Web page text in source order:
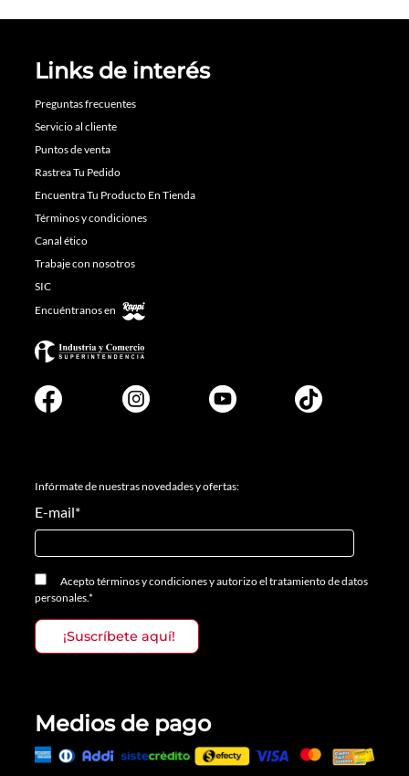
Links de interés
Preguntas frecuentes
Servicio al cliente
Puntos de venta
Rastrea Tu Pedido
Encuentra Tu Producto En Tienda
Términos y condiciones
Canal ético
Trabaje con nosotros
SIC
Encuéntranos en
Infórmate de nuestras novedades y ofertas:
E-mail*
Aceptotérminos y condicionesyautorizo el tratamiento de datos
personales.*
Medios de pago